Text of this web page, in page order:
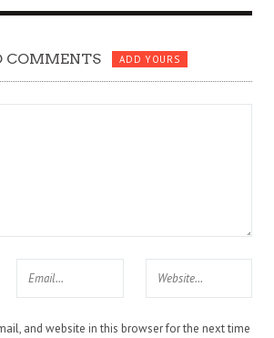
COMMENTS ADD YOURS
and website in this browser for the next time